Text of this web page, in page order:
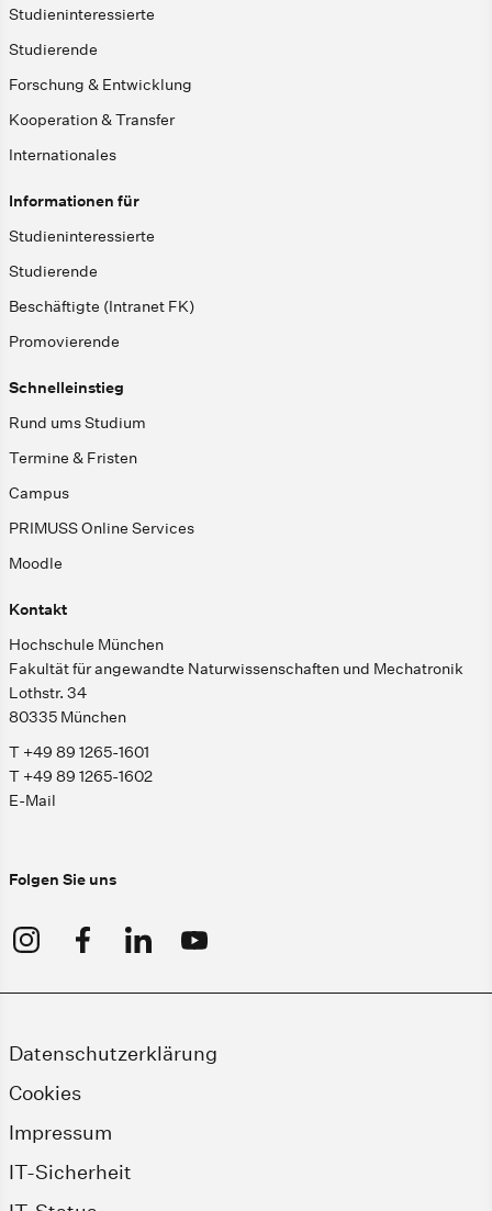
Studieninteressierte
Studierende
Forschung & Entwicklung
Kooperation & Transfer
Internationales
Informationen für
Studieninteressierte
Studierende
Beschäftigte (Intranet FK)
Promovierende
Schnelleinstieg
Rund ums Studium
Termine & Fristen
Campus
PRIMUSS Online Services
Moodle
Kontakt
Hochschule München
Fakultät für angewandte Naturwissenschaften und Mechatronik
Lothstr. 34
80335 München
T +49 89 1265-1601
T +49 89 1265-1602
E-Mail
Folgen Sie uns
Datenschutzerklärung
Cookies
Impressum
IT-Sicherheit